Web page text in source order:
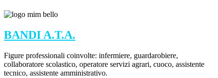
BANDI A.T.A.
Figure professionali coinvolte: infermiere, guardarobiere,
collaboratore scolastico, operatore servizi agrari, cuoco, assistente
tecnico, assistente amministrativo.